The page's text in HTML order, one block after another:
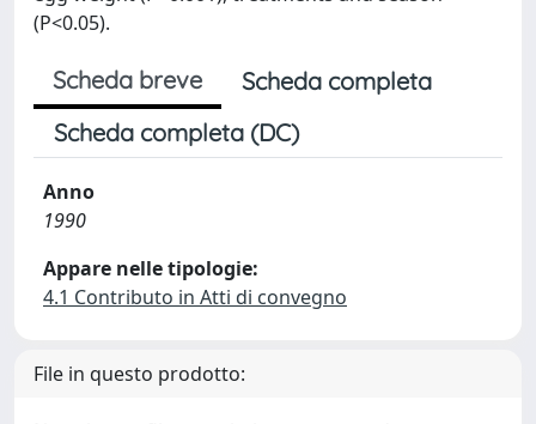
(P<0.05).
Scheda breve
Scheda completa
Scheda completa (DC)
Anno
1990
Appare nelle tipologie:
4.1 Contributo in Atti di convegno
File in questo prodotto: